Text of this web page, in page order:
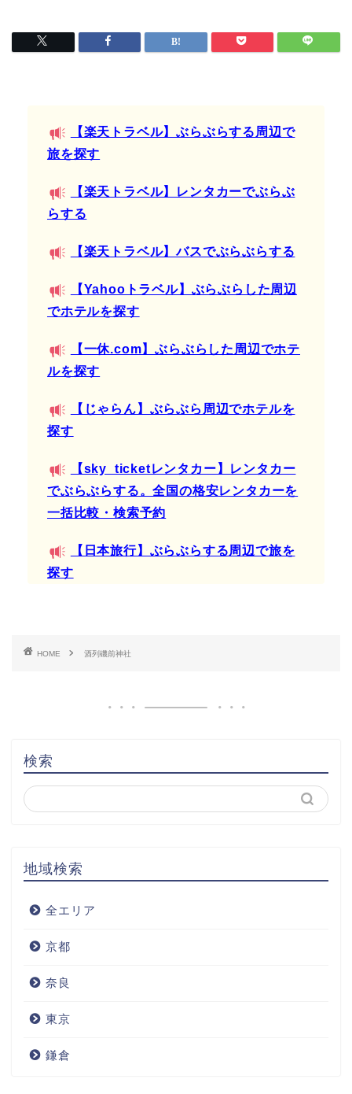
【楽天トラベル】ぶらぶらする周辺で
旅を探す
【楽天トラベル】レンタカーでぶらぶ
らする
【楽天トラベル】バスでぶらぶらする
【Yahooトラベル】ぶらぶらした周辺
でホテルを探す
【一休.com】ぶらぶらした周辺でホテ
ルを探す
【じゃらん】ぶらぶら周辺でホテルを
探す
【sky_ticketレンタカー】レンタカー
でぶらぶらする。全国の格安レンタカーを
一括比較・検索予約
【日本旅行】ぶらぶらする周辺で旅を
探す
HOME 酒列磯前神社
検索
地域検索
全エリア
京都
奈良
東京
鎌倉